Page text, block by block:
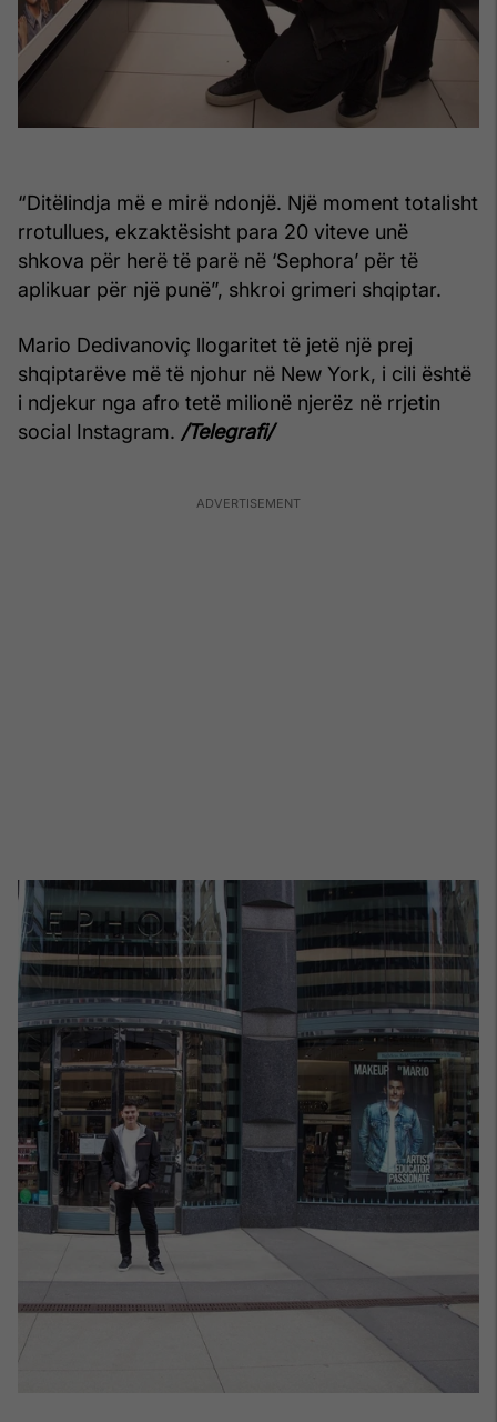
“Ditëlindja më e mirë ndonjë. Një moment totalisht
rrotullues, ekzaktësisht para 20 viteve unë
shkova për herë të parë në ‘Sephora’ për të
aplikuar për një punë”, shkroi grimeri shqiptar.
Mario Dedivanoviç llogaritet të jetë një prej
shqiptarëve më të njohur në New York, i cili është
i ndjekur nga afro tetë milionë njerëz në rrjetin
social Instagram. /Telegrafi/